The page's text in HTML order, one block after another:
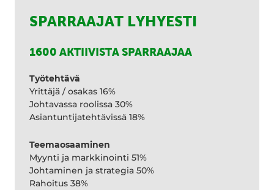
SPARRAAJAT LYHYESTI
1600 AKTIIVISTA SPARRAAJAA
Työtehtävä
Yrittäjä / osakas 16%
Johtavassa roolissa 30%
Asiantuntijatehtävissä 18%
Teemaosaaminen
Myynti ja markkinointi 51%
Johtaminen ja strategia 50%
Rahoitus 38%